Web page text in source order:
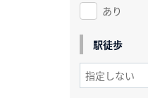
あり
駅徒歩